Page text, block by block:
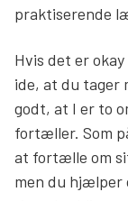
praktiserende
Hvis det er
ide, at du tager
godt, at I er to
fortæller. Som
at fortælle om
men du hjælper